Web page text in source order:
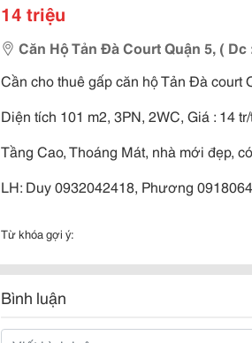
14 triệu
Căn Hộ Tản Đà Court Quận 5, ( Dc
Cần cho thuê gấp căn hộ Tản Đà court
Diện tích 101 m2, 3PN, 2WC, Giá : 14
Tầng Cao, Thoáng Mát, nhà mới đẹp,
LH: Duy 0932042418, Phương
Từ khóa gợi ý:
Bình luận